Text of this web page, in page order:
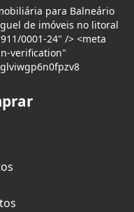
para Balneário
de imóveis no litoral
0001-24" /> <meta
verification"